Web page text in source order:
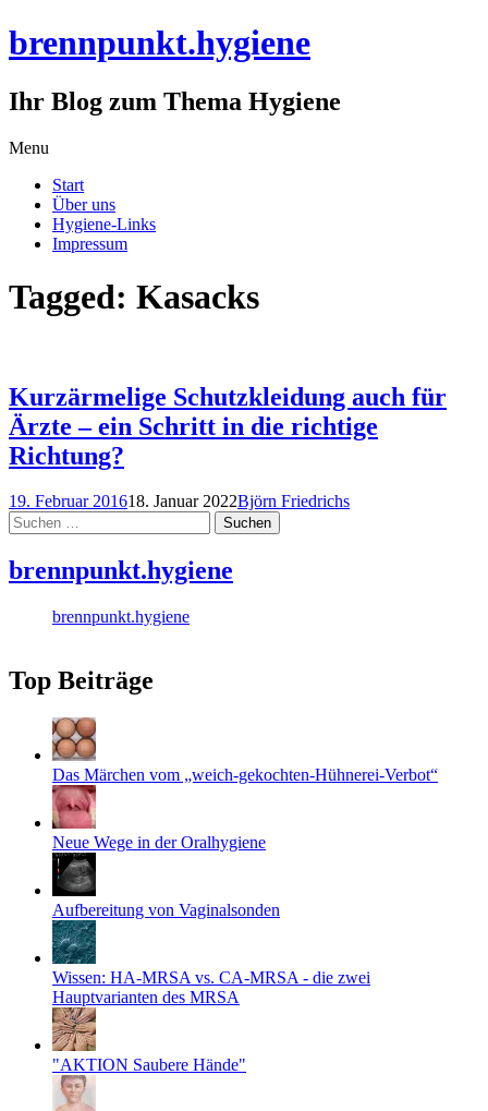
brennpunkt.hygiene
Ihr Blog zum Thema Hygiene
Menu
content
Start
Über uns
Hygiene-Links
Impressum
Tagged: Kasacks
Kurzärmelige Schutzkleidung auch für
Ärzte – ein Schritt in die richtige
Richtung?
19. Februar 201618. Januar 2022Björn Friedrichs
Suchen
nach:
brennpunkt.hygiene
brennpunkt.hygiene
Top Beiträge
Das Märchen vom „weich-gekochten-Hühnerei-Verbot“
Neue Wege in der Oralhygiene
Aufbereitung von Vaginalsonden
Wissen: HA-MRSA vs. CA-MRSA - die zwei
Hauptvarianten des MRSA
"AKTION Saubere Hände"